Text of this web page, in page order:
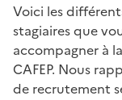
Voici les
stagiaires que
accompagner à
CAFEP. Nous
de recrutement